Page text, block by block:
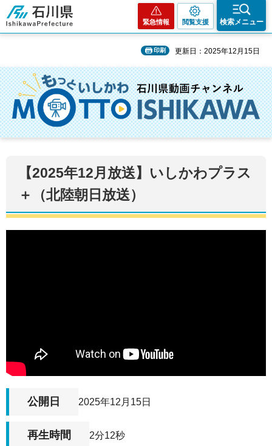
石川県
緊急情報 閲覧支援 検索メニュー
印刷 更新日：2025年12月15日
【2025年12月放送】いしかわプラス
＋（北陸朝日放送）
公開日 2025年12月15日
再生時間 2分12秒